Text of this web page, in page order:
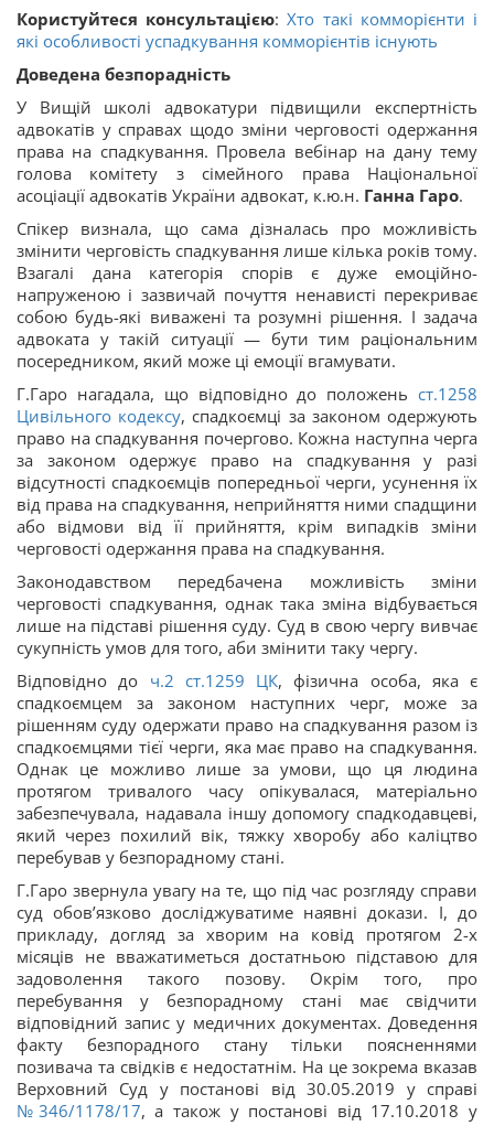
Користуйтеся консультацією:Хто такі комморієнти і
які особливості успадкування комморієнтів існують
Доведена безпорадність
У Вищій школі адвокатури підвищили експертність
адвокатів у справах щодо зміни черговості одержання
права на спадкування. Провела вебінар на дану тему
голова комітету з сімейного права Національної
асоціації адвокатів України адвокат, к.ю.н. Ганна Гаро.
Спікер визнала, що сама дізналась про можливість
змінити черговість спадкування лише кілька років тому.
Взагалі дана категорія спорів є дуже емоційно-
напруженою і зазвичай почуття ненависті перекриває
собою будь-які виважені та розумні рішення. І задача
адвоката у такій ситуації — бути тим раціональним
посередником, який може ці емоції вгамувати.
Г.Гаро нагадала, що відповідно до положень ст.1258
Цивільного кодексу, спадкоємці за законом одержують
право на спадкування почергово. Кожна наступна черга
за законом одержує право на спадкування у разі
відсутності спадкоємців попередньої черги, усунення їх
від права на спадкування, неприйняття ними спадщини
або відмови від її прийняття, крім випадків зміни
черговості одержання права на спадкування.
Законодавством передбачена можливість зміни
черговості спадкування, однак така зміна відбувається
лише на підставі рішення суду. Суд в свою чергу вивчає
сукупність умов для того, аби змінити таку чергу.
Відповідно до ч.2 ст.1259 ЦК, фізична особа, яка є
спадкоємцем за законом наступних черг, може за
рішенням суду одержати право на спадкування разом із
спадкоємцями тієї черги, яка має право на спадкування.
Однак це можливо лише за умови, що ця людина
протягом тривалого часу опікувалася, матеріально
забезпечувала, надавала іншу допомогу спадкодавцеві,
який через похилий вік, тяжку хворобу або каліцтво
перебував у безпорадному стані.
Г.Гаро звернула увагу на те, що під час розгляду справи
суд обов’язково досліджуватиме наявні докази. І, до
прикладу, догляд за хворим на ковід протягом 2-х
місяців не вважатиметься достатньою підставою для
задоволення такого позову. Окрім того, про
перебування у безпорадному стані має свідчити
відповідний запис у медичних документах. Доведення
факту безпорадного стану тільки поясненнями
позивача та свідків є недостатнім. На це зокрема вказав
Верховний Суд у постанові від 30.05.2019 у справі
№346/1178/17, а також у постанові від 17.10.2018 у